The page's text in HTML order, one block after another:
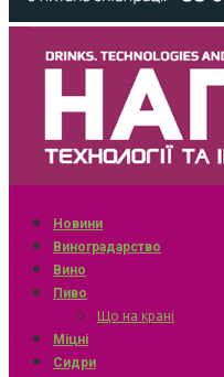
Новини
Виноградарство
Вино
Пиво
Що на крані
Міцні
Сидри